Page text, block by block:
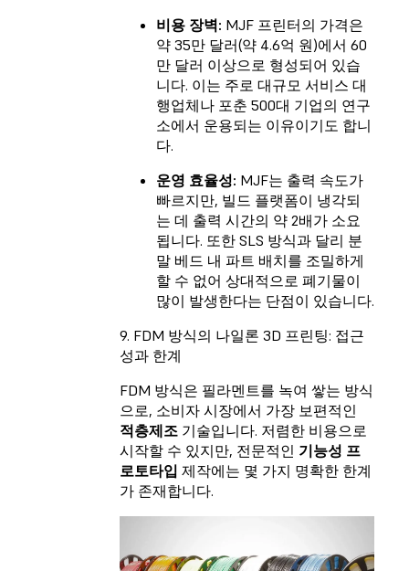
비용 장벽: MJF 프린터의 가격은
약 35만 달러(약 4.6억 원)에서 60
만 달러 이상으로 형성되어 있습
니다. 이는 주로 대규모 서비스 대
행업체나 포춘 500대 기업의 연구
소에서 운용되는 이유이기도 합니
다.
운영 효율성: MJF는 출력 속도가
빠르지만, 빌드 플랫폼이 냉각되
는 데 출력 시간의 약 2배가 소요
됩니다. 또한 SLS 방식과 달리 분
말 베드 내 파트 배치를 조밀하게
할 수 없어 상대적으로 폐기물이
많이 발생한다는 단점이 있습니다.
9. FDM 방식의 나일론 3D 프린팅: 접근
성과 한계
FDM 방식은 필라멘트를 녹여 쌓는 방식
으로, 소비자 시장에서 가장 보편적인
적층제조 기술입니다. 저렴한 비용으로
시작할 수 있지만, 전문적인 기능성 프
로토타입 제작에는 몇 가지 명확한 한계
가 존재합니다.